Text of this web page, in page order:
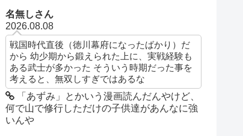
名無しさん
2026.08.08
戦国時代直後（徳川幕府になったばかり）だ
から 幼少期から鍛えられた上に、実戦経験も
ある武士が多かった そういう時期だった事を
考えると、無双しすぎではあるな
「あずみ」とかいう漫画読んだんやけど、
何で山で修行しただけの子供達があんなに強
いんや